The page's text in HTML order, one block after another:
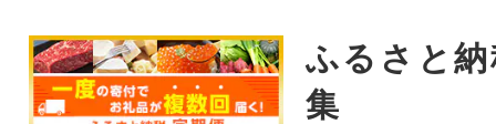
ふるさと
集